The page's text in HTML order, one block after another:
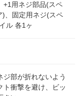
+1用ネジ部品(スペ
)、固定用ネジ(スペ
ル 各1ヶ
部が折れないよう
ト衝撃を避け、ビッ